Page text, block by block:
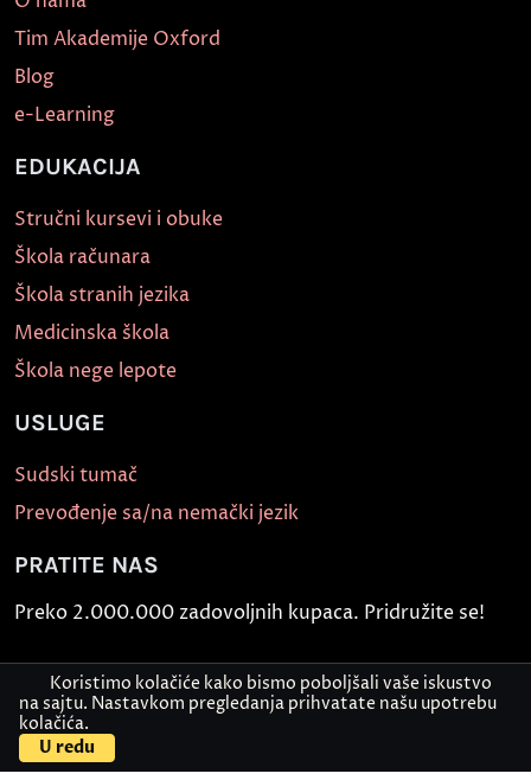
Tim Akademije Oxford
Blog
e-Learning
EDUKACIJA
Stručni kursevi i obuke
Škola računara
Škola stranih jezika
Medicinska škola
Škola nege lepote
USLUGE
Sudski tumač
Prevođenje sa/na nemački jezik
PRATITE NAS
Preko 2.000.000 zadovoljnih kupaca. Pridružite se!
Koristimo kolačiće kako bismo poboljšali vaše iskustvo
na sajtu. Nastavkom pregledanja prihvatate našu upotrebu
kolačića.
U redu